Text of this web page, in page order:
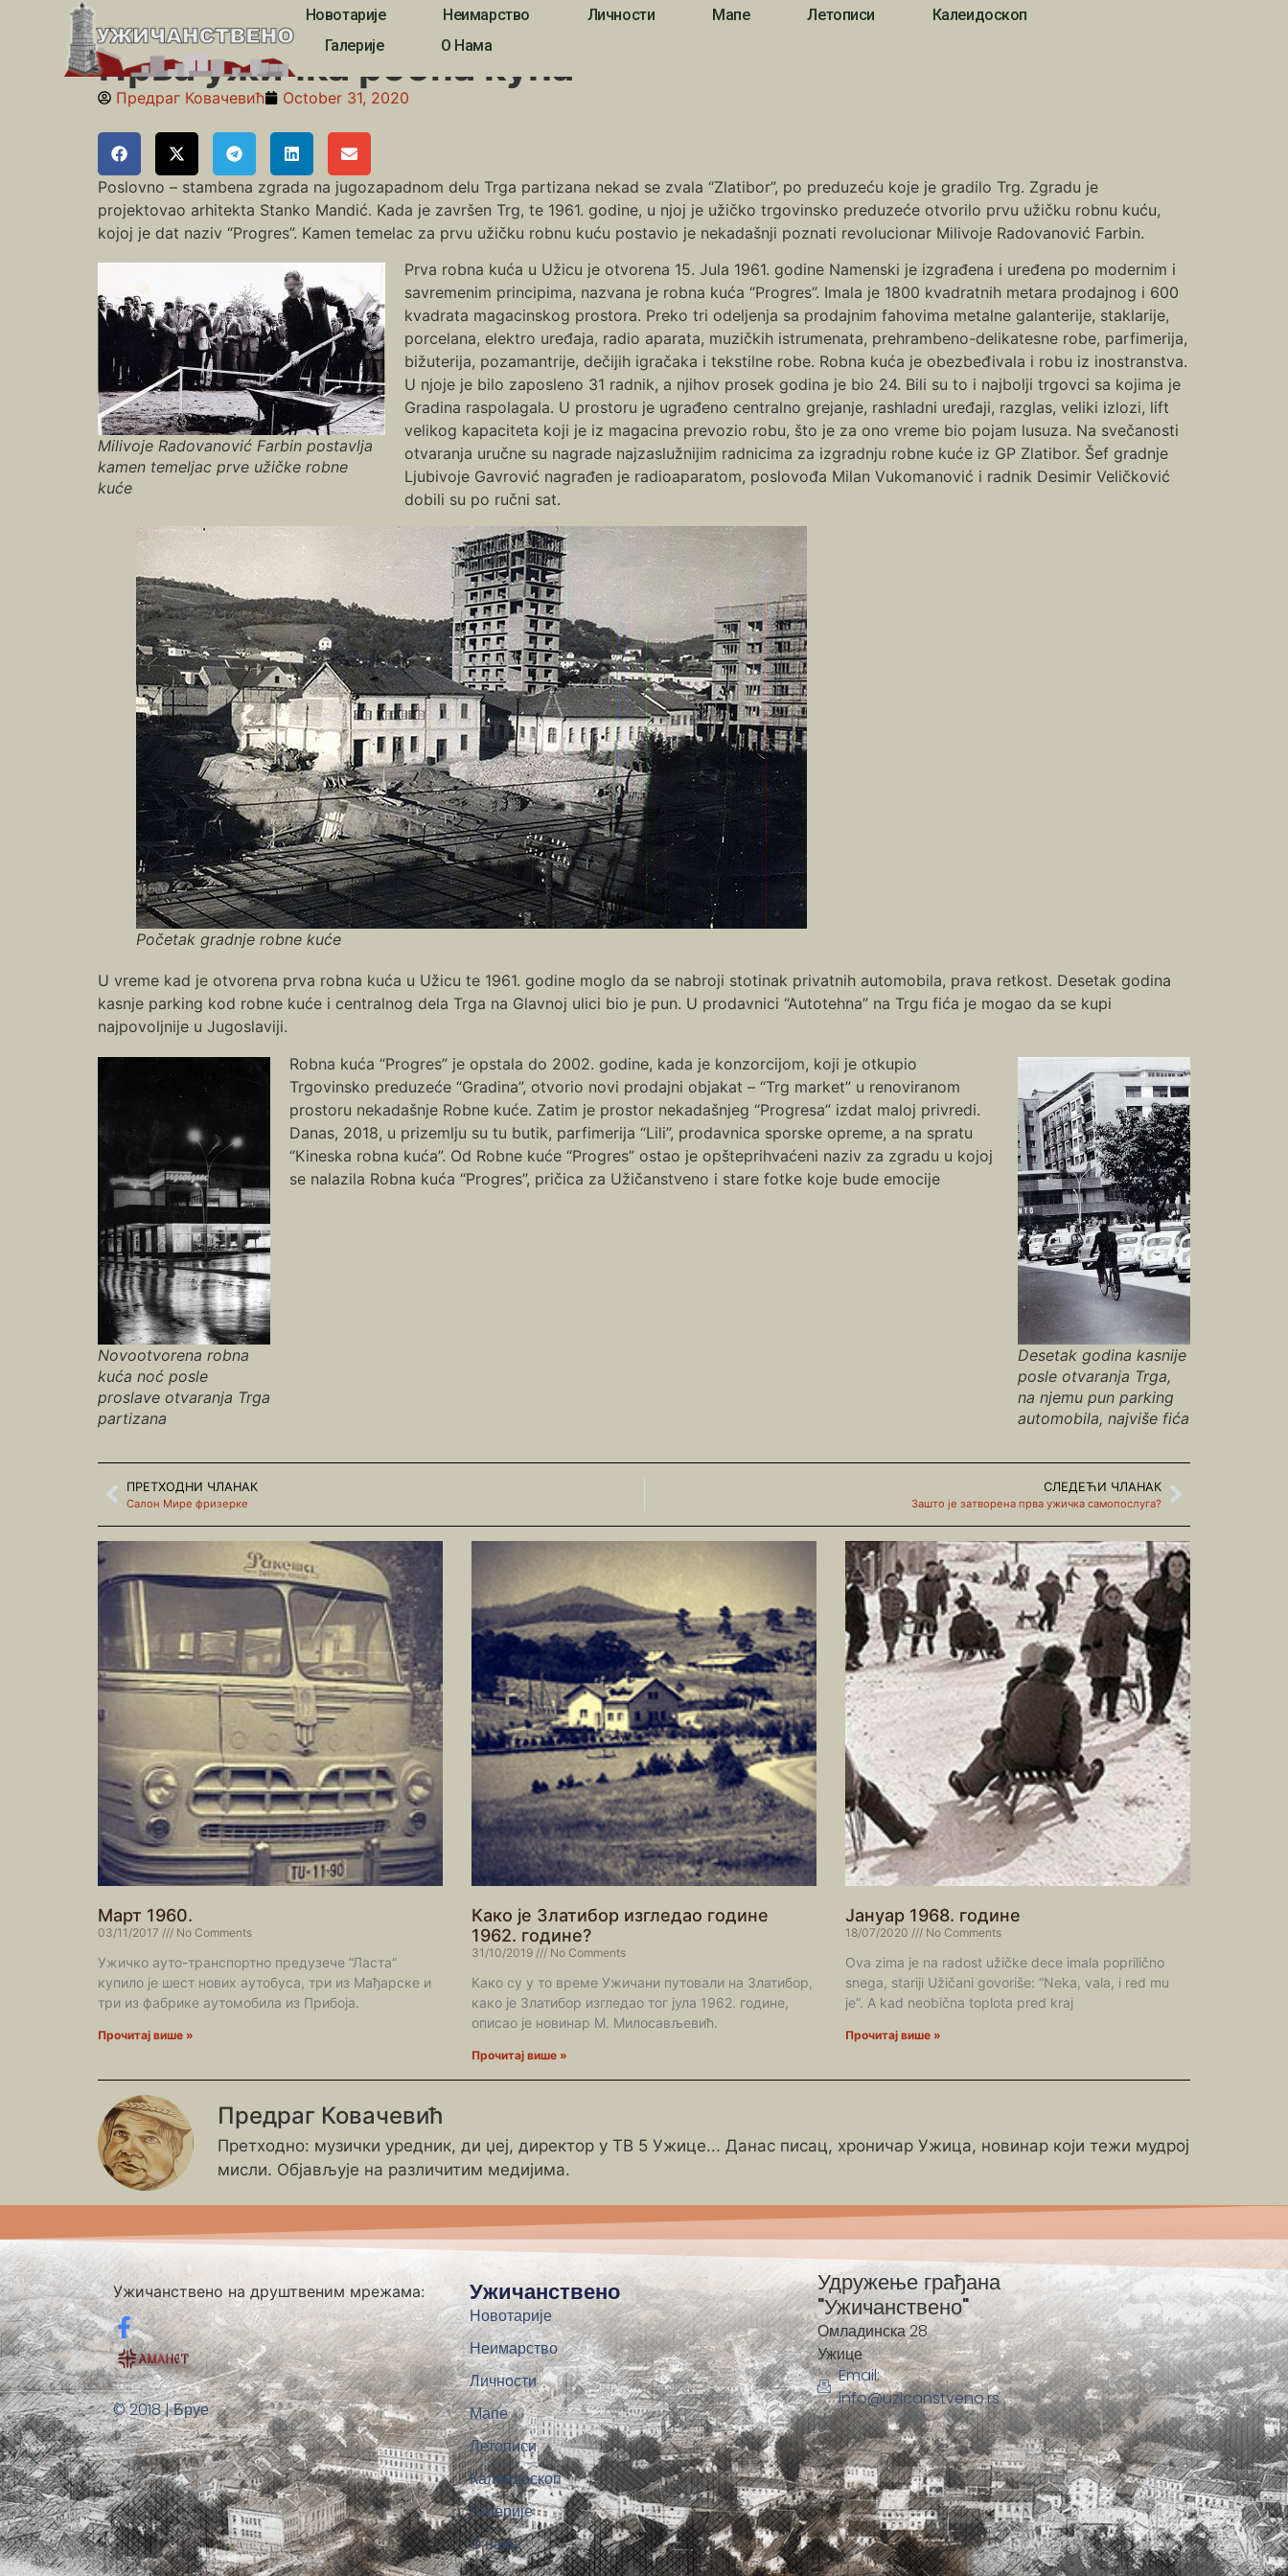
Новотарије Неимарство Личности Мапе Летописи
Калеидоскоп
Галерије
О Нама
Прва ужичка робна кућа
Прва ужичка робна кућа
Предраг Ковачевић October 31, 2020
Poslovno – stambena zgrada na jugozapadnom delu Trga partizana nekad se zvala “Zlatibor”, po preduzeću koje je gradilo Trg. Zgradu je
projektovao arhitekta Stanko Mandić. Kada je završen Trg, te 1961. godine, u njoj je užičko trgovinsko preduzeće otvorilo prvu užičku robnu kuću,
kojoj je dat naziv “Progres”. Kamen temelac za prvu užičku robnu kuću postavio je nekadašnji poznati revolucionar Milivoje Radovanović Farbin.
Milivoje Radovanović Farbin postavlja
kamen temeljac prve užičke robne
kuće
Prva robna kuća u Užicu je otvorena 15. Jula 1961. godine Namenski je izgrađena i uređena po modernim i
savremenim principima, nazvana je robna kuća “Progres”. Imala je 1800 kvadratnih metara prodajnog i 600
kvadrata magacinskog prostora. Preko tri odeljenja sa prodajnim fahovima metalne galanterije, staklarije,
porcelana, elektro uređaja, radio aparata, muzičkih istrumenata, prehrambeno-delikatesne robe, parfimerija,
bižuterija, pozamantrije, dečijih igračaka i tekstilne robe. Robna kuća je obezbeđivala i robu iz inostranstva.
U njoje je bilo zaposleno 31 radnik, a njihov prosek godina je bio 24. Bili su to i najbolji trgovci sa kojima je
Gradina raspolagala. U prostoru je ugrađeno centralno grejanje, rashladni uređaji, razglas, veliki izlozi, lift
velikog kapaciteta koji je iz magacina prevozio robu, što je za ono vreme bio pojam lusuza. Na svečanosti
otvaranja uručne su nagrade najzaslužnijim radnicima za izgradnju robne kuće iz GP Zlatibor. Šef gradnje
Ljubivoje Gavrović nagrađen je radioaparatom, poslovođa Milan Vukomanović i radnik Desimir Veličković
dobili su po ručni sat.
Početak gradnje robne kuće
U vreme kad je otvorena prva robna kuća u Užicu te 1961. godine moglo da se nabroji stotinak privatnih automobila, prava retkost. Desetak godina
kasnje parking kod robne kuće i centralnog dela Trga na Glavnoj ulici bio je pun. U prodavnici “Autotehna” na Trgu fića je mogao da se kupi
najpovoljnije u Jugoslaviji.
Novootvorena robna
kuća noć posle
proslave otvaranja Trga
partizana
Desetak godina kasnije
posle otvaranja Trga,
na njemu pun parking
automobila, najviše fića
Robna kuća “Progres” je opstala do 2002. godine, kada je konzorcijom, koji je otkupio
Trgovinsko preduzeće “Gradina”, otvorio novi prodajni objakat – “Trg market” u renoviranom
prostoru nekadašnje Robne kuće. Zatim je prostor nekadašnjeg “Progresa” izdat maloj privredi.
Danas, 2018, u prizemlju su tu butik, parfimerija “Lili”, prodavnica sporske opreme, a na spratu
“Kineska robna kuća”. Od Robne kuće “Progres” ostao je opšteprihvaćeni naziv za zgradu u kojoj
se nalazila Robna kuća “Progres”, pričica za Užičanstveno i stare fotke koje bude emocije
ПРЕТХОДНИ ЧЛАНАК
Салон Мире фризерке
СЛЕДЕЋИ ЧЛАНАК
Зашто је затворена прва ужичка самопослуга?
Март 1960.
03/11/2017 No Comments
Ужичко ауто-транспортно предузече “Ласта”
купило је шест нових аутобуса, три из Мађарске и
три из фабрике аутомобила из Прибоја.
Прочитај више »
Како је Златибор изгледао године
1962. године?
31/10/2019 No Comments
Како су у то време Ужичани путовали на Златибор,
како је Златибор изгледао тог јула 1962. године,
описао је новинар М. Милосављевић.
Прочитај више »
Јануар 1968. године
18/07/2020 No Comments
Ova zima je na radost užičke dece imala poprilično
snega, stariji Užičani govoriše: “Neka, vala, i red mu
je”. A kad neobična toplota pred kraj
Прочитај више »
Предраг Ковачевић
Претходно: музички уредник, ди џеј, директор у ТВ 5 Ужице... Данас писац, хроничар Ужица, новинар који тежи мудрој
мисли. Објављује на различитим медијима.
Ужичанствено на друштвеним мрежама:
© 2018 | Бруе
Ужичанствено
Новотарије
Неимарство
Личности
Мапе
Летописи
Калеидоскоп
Галерије
О нама
Удружење грађана
"Ужичанствено"
Омладинска 28
Ужице
Email:
info@uzicanstveno.rs